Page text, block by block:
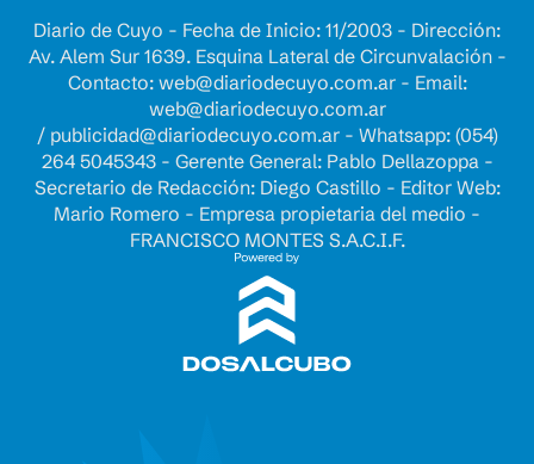
Diario de Cuyo - Fecha de Inicio: 11/2003 - Dirección:
Av. Alem Sur 1639. Esquina Lateral de Circunvalación -
Contacto: web@diariodecuyo.com.ar- Email:
web@diariodecuyo.com.ar
/ publicidad@diariodecuyo.com.ar- Whatsapp: (054)
264 5045343 - Gerente General: Pablo Dellazoppa -
Secretario de Redacción: Diego Castillo - Editor Web:
Mario Romero - Empresa propietaria del medio -
FRANCISCO MONTES S.A.C.I.F.